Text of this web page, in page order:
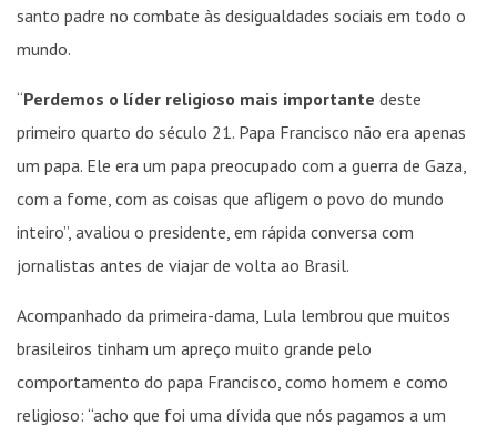
santo padre no combate às desigualdades sociais em todo o
mundo.
“Perdemos o líder religioso mais importante deste
primeiro quarto do século 21. Papa Francisco não era apenas
um papa. Ele era um papa preocupado com a guerra de Gaza,
com a fome, com as coisas que afligem o povo do mundo
inteiro”, avaliou o presidente, em rápida conversa com
jornalistas antes de viajar de volta ao Brasil.
Acompanhado da primeira-dama, Lula lembrou que muitos
brasileiros tinham um apreço muito grande pelo
comportamento do papa Francisco, como homem e como
religioso: “acho que foi uma dívida que nós pagamos a um